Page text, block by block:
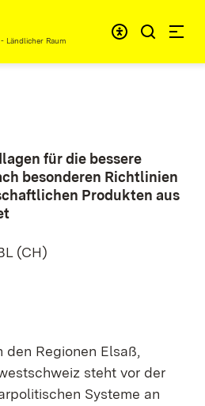
Ländlicher Raum
für die bessere
besonderen Richtlinien
Produkten aus
(CH)
Regionen Elsaß,
steht vor der
Systeme an